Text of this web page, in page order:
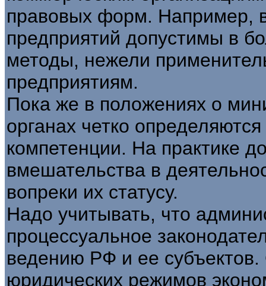
правовых форм. Например,
предприятий допустимы в
методы, нежели
предприятиям.
Пока же в положениях о
органах четко
компетенции. На практике
вмешательства в
вопреки их статусу.
Надо учитывать, что
процессуальное
ведению РФ и ее
юридических режимов